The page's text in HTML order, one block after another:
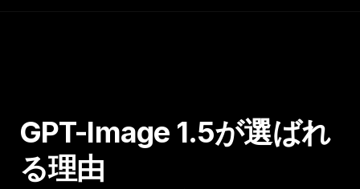
GPT-Image 1.5が選ばれ
る理由